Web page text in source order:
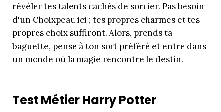
révéler tes talents cachés de sorcier. Pas besoin
d'un Choixpeau ici ; tes propres charmes et tes
propres choix suffiront. Alors, prends ta
baguette, pense à ton sort préféré et entre dans
un monde où la magie rencontre le destin.
Test Métier Harry Potter